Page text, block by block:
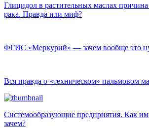
Глицидол в растительных маслах
рака. Правда или миф?
ФГИС «Меркурий» — зачем вообще это
Вся правда о «техническом» пальмовом
Системообразующие предприятия. Как им
зачем?